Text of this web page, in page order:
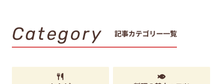
Category 記事カテゴリー一覧